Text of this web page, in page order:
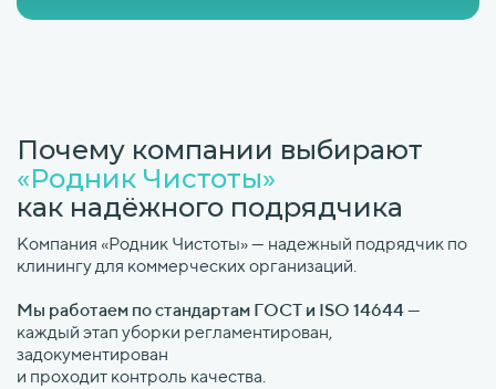
Почему компании выбирают
«Родник Чистоты»
как надёжного подрядчика
Компания «Родник Чистоты» — надежный подрядчик по
клинингу для коммерческих организаций.
Мы работаем по стандартам ГОСТ и ISO 14644—
каждый этап уборки регламентирован,
задокументирован
и проходит контроль качества.